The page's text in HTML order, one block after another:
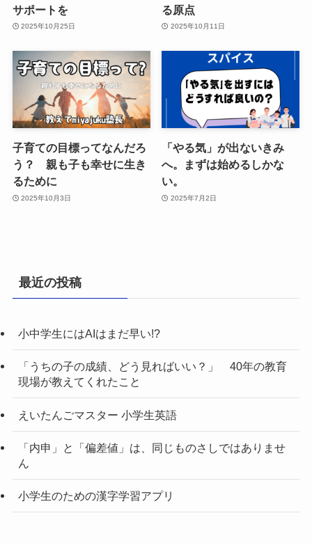
サポートを
2025年10月25日
る原点
2025年10月11日
子育ての目標ってなんだろ
う？ 親も子も幸せに生き
るために
2025年10月3日
「やる気」が出ないきみ
へ。まずは始めるしかな
い。
2025年7月2日
最近の投稿
小中学生にはAIはまだ早い!?
「うちの子の成績、どう見ればいい？」 40年の教育
現場が教えてくれたこと
えいたんごマスター 小学生英語
「内申」と「偏差値」は、同じものさしではありませ
ん
小学生のための漢字学習アプリ